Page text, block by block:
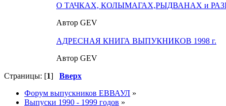
О ТАЧКАХ, КОЛЫМАГАХ,РЫДВАНАХ и
Автор GEV
АДРЕСНАЯ КНИГА ВЫПУКНИКОВ 1998 г.
Автор GEV
Страницы: [1] Вверх
Форум выпускников ЕВВАУЛ »
Выпуски 1990 - 1999 годов »